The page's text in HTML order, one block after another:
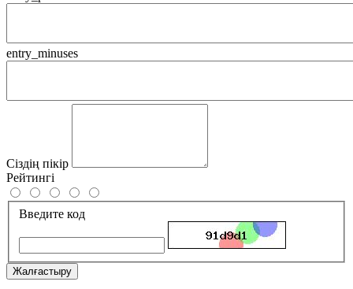
entry_minuses
Сіздің пікір
Рейтингі
Введите код
Жалғастыру